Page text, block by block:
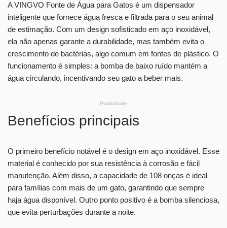
A VINGVO Fonte de Água para Gatos é um dispensador
inteligente que fornece água fresca e filtrada para o seu animal
de estimação. Com um design sofisticado em aço inoxidável,
ela não apenas garante a durabilidade, mas também evita o
crescimento de bactérias, algo comum em fontes de plástico. O
funcionamento é simples: a bomba de baixo ruído mantém a
água circulando, incentivando seu gato a beber mais.
Publicidade
Benefícios principais
O primeiro benefício notável é o design em aço inoxidável. Esse
material é conhecido por sua resistência à corrosão e fácil
manutenção. Além disso, a capacidade de 108 onças é ideal
para famílias com mais de um gato, garantindo que sempre
haja água disponível. Outro ponto positivo é a bomba silenciosa,
que evita perturbações durante a noite.